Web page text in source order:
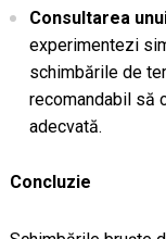
Consultarea
experimentezi
schimbările de
recomandabil să
adecvată.
Concluzie